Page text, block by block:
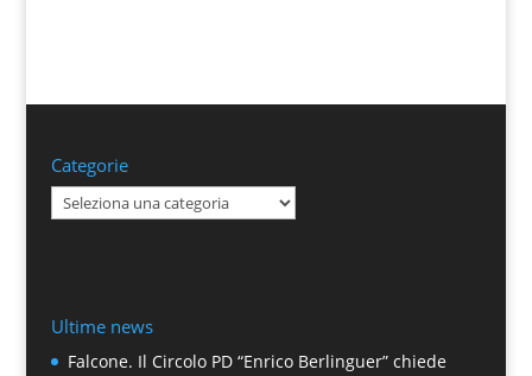
Categorie
Categorie
Ultime news
Falcone. Il Circolo PD “Enrico Berlinguer” chiede